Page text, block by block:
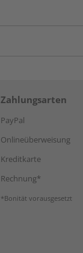
Zahlungsarten
PayPal
Onlineüberweisung
Kreditkarte
Rechnung*
*Bonität vorausgesetzt